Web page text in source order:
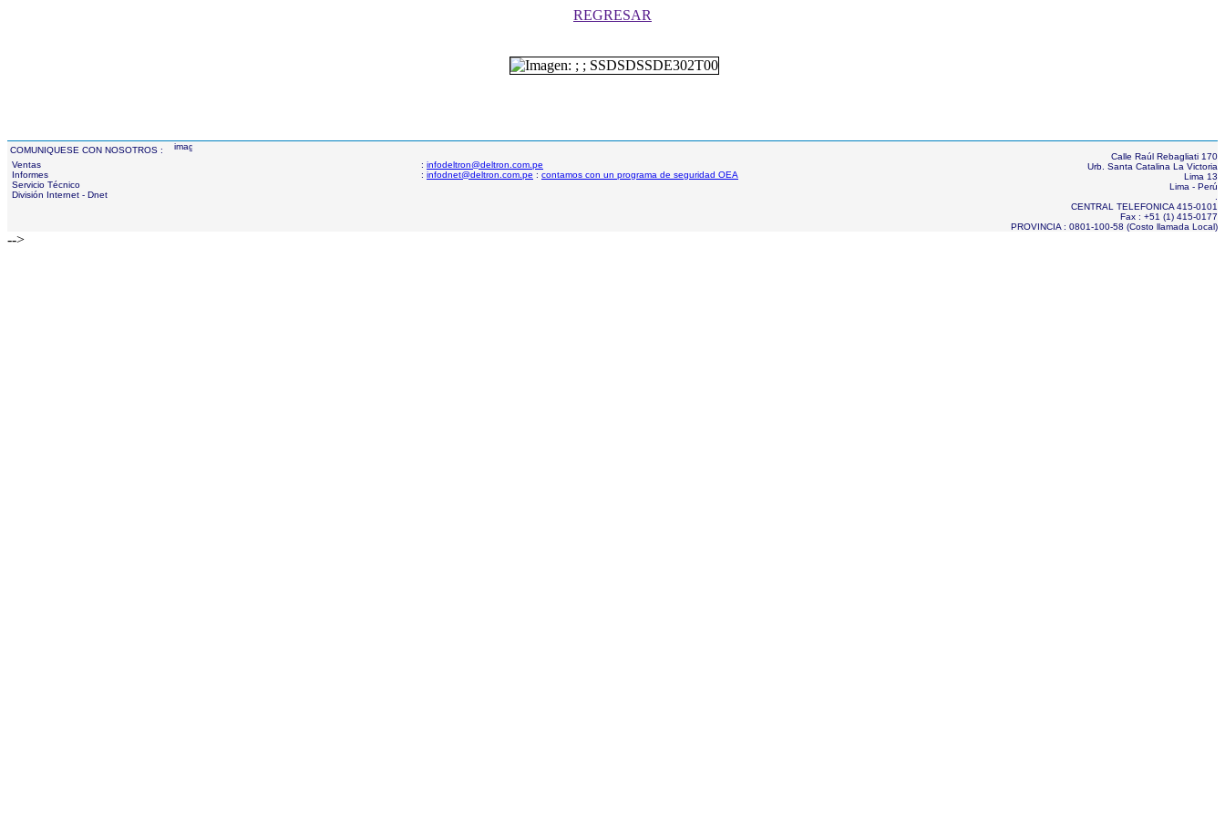
REGRESAR
COMUNIQUESE CON NOSOTROS :
Ventas
Informes
Servicio Técnico
División Internet - Dnet
: infodeltron@deltron.com.pe
: infodnet@deltron.com.pe : contamos con un programa de seguridad OEA
Calle Raúl Rebagliati 170
Urb. Santa Catalina La Victoria
Lima 13
Lima - Perú
CENTRAL TELEFONICA 415-0101
Fax : +51 (1) 415-0177
PROVINCIA : 0801-100-58 (Costo llamada Local)
-->